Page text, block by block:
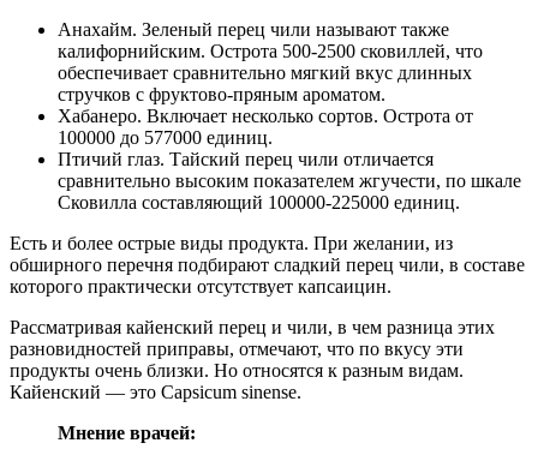
Анахайм. Зеленый перец чили называют также
калифорнийским. Острота 500-2500 сковиллей, что
обеспечивает сравнительно мягкий вкус длинных
стручков с фруктово-пряным ароматом.
Хабанеро. Включает несколько сортов. Острота от
100000 до 577000 единиц.
Птичий глаз. Тайский перец чили отличается
сравнительно высоким показателем жгучести, по шкале
Сковилла составляющий 100000-225000 единиц.
Есть и более острые виды продукта. При желании, из
обширного перечня подбирают сладкий перец чили, в составе
которого практически отсутствует капсаицин.
Рассматривая кайенский перец и чили, в чем разница этих
разновидностей приправы, отмечают, что по вкусу эти
продукты очень близки. Но относятся к разным видам.
Кайенский — это Capsicum sinense.
Мнение врачей: